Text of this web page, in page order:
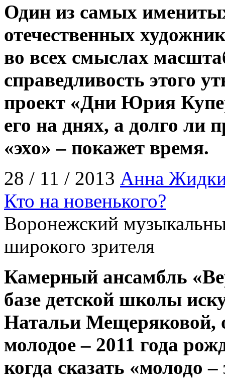
Один из самых
отечественных
во всех смыслах
справедливость этого
проект «Дни Юрия
его на днях, а долго ли
«эхо» – покажет время.
28 / 11 / 2013 Анна
Кто на новенького?
Воронежский
широкого зрителя
Камерный ансамбль
базе детской школы
Натальи Мещеряковой,
молодое – 2011 года
когда сказать «молодо